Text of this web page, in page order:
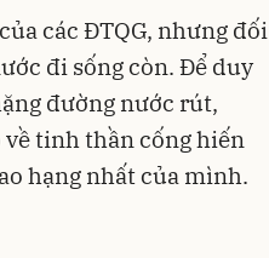
các ĐTQG, nhưng đối
đi sống còn. Để duy
đường nước rút,
tinh thần cống hiến
hạng nhất của mình.